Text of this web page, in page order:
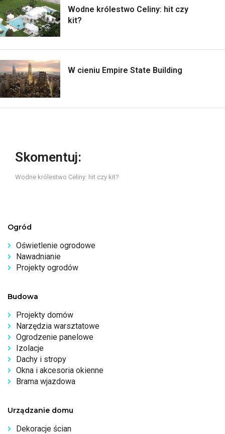
Wodne królestwo Celiny: hit czy
kit?
W cieniu Empire State Building
Skomentuj:
Wodne królestwo Celiny: hit czy kit?
Ogród
Oświetlenie ogrodowe
Nawadnianie
Projekty ogrodów
Budowa
Projekty domów
Narzędzia warsztatowe
Ogrodzenie panelowe
Izolacje
Dachy i stropy
Okna i akcesoria okienne
Brama wjazdowa
Urządzanie domu
Dekoracje ścian